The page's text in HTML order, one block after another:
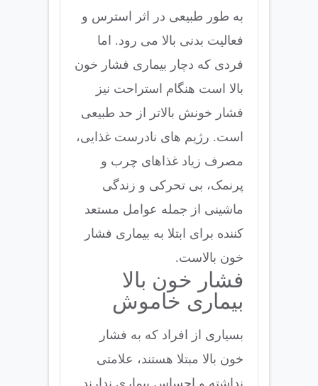
به طور طبیعی در اثر استرس و
فعالیت بدنی بالا می رود. اما
فردی که دچار بیماری فشار خون
بالا است هنگام استراحت نیز
فشار خونش بالاتر از حد طبیعی
است. رژیم های نادرست غذایی،
مصرف زیاد غذاهای چرب و
پرنمک، بی تحرکی و زندگی
ماشینی از جمله عوامل مستعد
کننده برای ابتلا به بیماری فشار
خون بالاست.
فشار خون بالا
بیماری خاموش
بسیاری از افراد که به فشار
خون بالا مبتلا هستند، علامتی
نداشته و احساس بیماری ندارند.